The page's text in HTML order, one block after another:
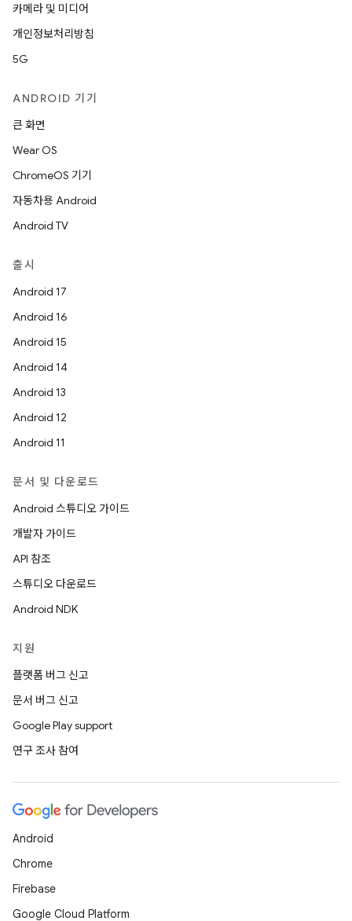
카메라 및 미디어
개인정보처리방침
5G
ANDROID 기기
큰 화면
Wear OS
ChromeOS 기기
자동차용 Android
Android TV
출시
Android 17
Android 16
Android 15
Android 14
Android 13
Android 12
Android 11
문서 및 다운로드
Android 스튜디오 가이드
개발자 가이드
API 참조
스튜디오 다운로드
Android NDK
지원
플랫폼 버그 신고
문서 버그 신고
Google Play support
연구 조사 참여
Android
Chrome
Firebase
Google Cloud Platform